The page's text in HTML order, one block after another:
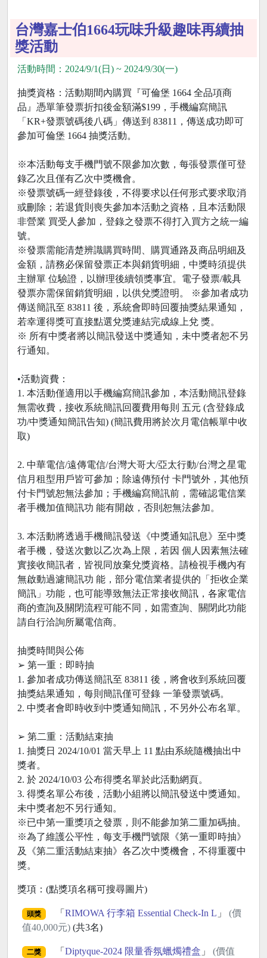
台灣嘉士伯1664玩味升級趣味再續抽
獎活動
活動時間：2024/9/1(日) ~ 2024/9/30(一)
抽獎資格：活動期間內購買『可倫堡 1664 全品項商
品』憑單筆發票折扣後金額滿$199，手機編寫簡訊
「KR+發票號碼後八碼」傳送到 83811，傳送成功即可
參加可倫堡 1664 抽獎活動。
※本活動每支手機門號不限參加次數，每張發票僅可登
錄乙次且僅有乙次中獎機會。
※發票號碼一經登錄後，不得要求以任何形式要求取消
或刪除；若退貨則喪失參加本活動之資格，且本活動限
非營業 買受人參加，登錄之發票不得打入買方之統一編
號。
※發票需能清楚辨識購買時間、購買通路及商品明細及
金額，請務必保留發票正本與銷貨明細，中獎時須提供
主辦單 位驗證，以辦理後續領獎事宜。電子發票/載具
發票亦需保留銷貨明細，以供兌獎證明。 ※參加者成功
傳送簡訊至 83811 後，系統會即時回覆抽獎結果通知，
若幸運得獎可直接點選兌獎連結完成線上兌 獎。
※ 所有中獎者將以簡訊發送中獎通知，未中獎者恕不另
行通知。
•活動資費：
1. 本活動僅適用以手機編寫簡訊參加，本活動簡訊登錄
無需收費，接收系統簡訊回覆費用每則 五元 (含登錄成
功/中獎通知簡訊告知) (簡訊費用將於次月電信帳單中收
取)
2. 中華電信/遠傳電信/台灣大哥大/亞太行動/台灣之星電
信月租型用戶皆可參加；除遠傳預付 卡門號外，其他預
付卡門號恕無法參加；手機編寫簡訊前，需確認電信業
者手機加值簡訊功 能有開啟，否則恕無法參加。
3. 本活動將透過手機簡訊發送《中獎通知訊息》至中獎
者手機，發送次數以乙次為上限，若因 個人因素無法確
實接收簡訊者，皆視同放棄兌獎資格。請檢視手機內有
無啟動過濾簡訊功 能，部分電信業者提供的「拒收企業
簡訊」功能，也可能導致無法正常接收簡訊，各家電信
商的查詢及關閉流程可能不同，如需查詢、關閉此功能
請自行洽詢所屬電信商。
抽獎時間與公佈
➢ 第一重：即時抽
1. 參加者成功傳送簡訊至 83811 後，將會收到系統回覆
抽獎結果通知，每則簡訊僅可登錄 一筆發票號碼。
2. 中獎者會即時收到中獎通知簡訊，不另外公布名單。
➢ 第二重：活動結束抽
1. 抽獎日 2024/10/01 當天早上 11 點由系統隨機抽出中
獎者。
2. 於 2024/10/03 公布得獎名單於此活動網頁。
3. 得獎名單公布後，活動小組將以簡訊發送中獎通知。
未中獎者恕不另行通知。
※已中第一重獎項之發票，則不能參加第二重加碼抽。
※為了維護公平性，每支手機門號限《第一重即時抽》
及《第二重活動結束抽》各乙次中獎機會，不得重覆中
獎。
獎項：(點獎項名稱可搜尋圖片)
頭獎 「 RIMOWA 行李箱 Essential Check-In L 」 (價
值40,000元) (共3名)
二獎 「 Diptyque-2024 限量香氛蠟燭禮盒 」 (價值